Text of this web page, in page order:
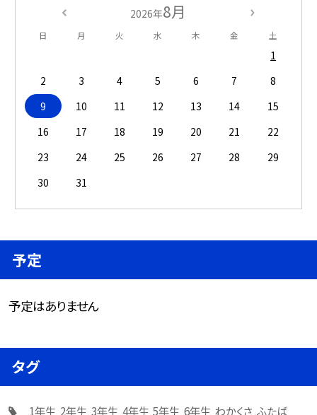
2026年8月
日 月 火 水 木 金 土
1
2
3 4 5 6 7
8
9
10 11 12 13 14
15
16
17 18 19 20 21
22
23
24 25 26 27 28
29
30
31
予定
予定はありません
タグ
1年生 2年生 3年生 4年生 5年生 6年生 わかくさ ふたば